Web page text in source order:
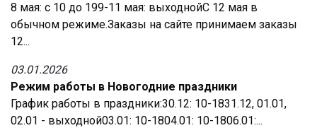
8 мая: с 10 до 199-11 мая: выходнойС 12 мая в
обычном режиме.Заказы на сайте принимаем заказы
12...
03.01.2026
Режим работы в Новогодние праздники
График работы в праздники:30.12: 10-1831.12, 01.01,
02.01 - выходной03.01: 10-1804.01: 10-1806.01:...